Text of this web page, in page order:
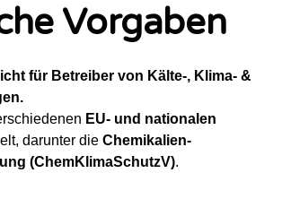
Vorgaben
für Betreiber von Kälte-, Klima- &
EU- und nationalen
darunter dieChemikalien-
(ChemKlimaSchutzV).